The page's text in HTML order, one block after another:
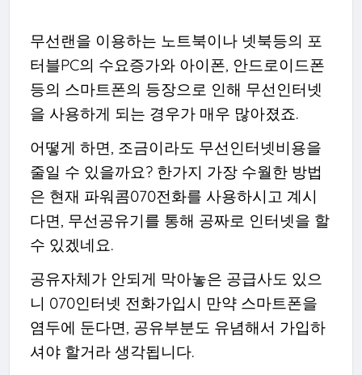
무선랜을 이용하는 노트북이나 넷북등의 포
터블PC의 수요증가와 아이폰, 안드로이드폰
등의 스마트폰의 등장으로 인해 무선인터넷
을 사용하게 되는 경우가 매우 많아졌죠.
어떻게 하면, 조금이라도 무선인터넷비용을
줄일 수 있을까요? 한가지 가장 수월한 방법
은 현재 파워콤070전화를 사용하시고 계시
다면, 무선공유기를 통해 공짜로 인터넷을 할
수 있겠네요.
공유자체가 안되게 막아놓은 공급사도 있으
니 070인터넷 전화가입시 만약 스마트폰을
염두에 둔다면, 공유부분도 유념해서 가입하
셔야 할거라 생각됩니다.